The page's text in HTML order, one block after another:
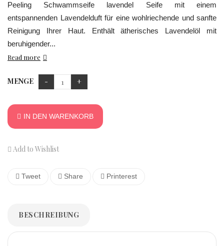
Peeling Schwammseife lavendel Seife mit einem
entspannenden Lavendelduft für eine wohlriechende und sanfte
Reinigung Ihrer Haut. Enthält ätherisches Lavendelöl mit
beruhigender...
Read more
MENGE
IN DEN WARENKORB
Add to Wishlist
Tweet Share Printerest
BESCHREIBUNG